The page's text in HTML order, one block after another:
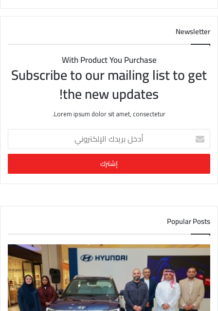
Newsletter
With Product You Purchase
Subscribe to our mailing list to get
the new updates!
Lorem ipsum dolor sit amet, consectetur.
خ
ب
ر
د
ا
ل
إ
ل
ك
ت
ر
و
Popular Posts